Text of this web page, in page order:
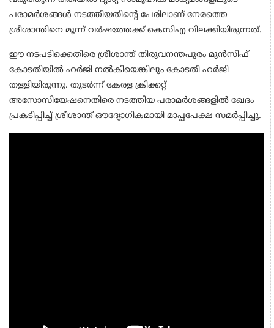
പരാമർശങ്ങൾ നടത്തിയതിന്റെ പേരിലാണ് നേരത്തെ
ശ്രീശാന്തിനെ മൂന്ന് വർഷത്തേക്ക് കെസിഎ വിലക്കിയിരുന്നത്.
ഈ നടപടിക്കെതിരെ ശ്രീശാന്ത് തിരുവനന്തപുരം മുൻസിഫ്
കോടതിയിൽ ഹർജി നൽകിയെങ്കിലും കോടതി ഹർജി
തള്ളിയിരുന്നു. തുടർന്ന് കേരള ക്രിക്കറ്റ്
അസോസിയേഷനെതിരെ നടത്തിയ പരാമർശങ്ങളിൽ ഖേദം
പ്രകടിപ്പിച്ച് ശ്രീശാന്ത് ഔദ്യോഗികമായി മാപ്പപേക്ഷ സമർപ്പിച്ചു.